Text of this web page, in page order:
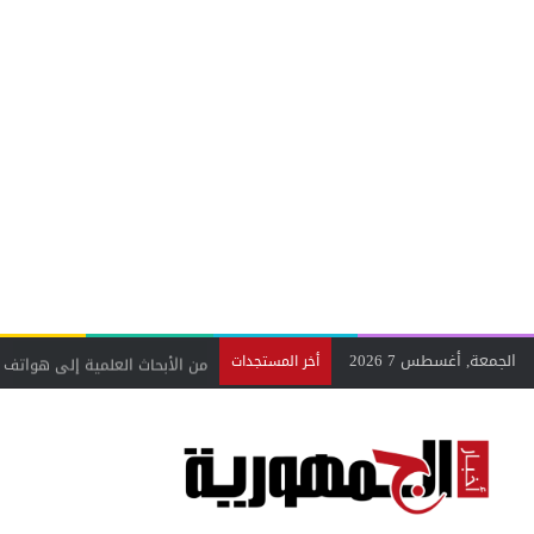
الجمعة, أغسطس 7 2026 أخر المستجدات من الأبحاث العلمية إلى